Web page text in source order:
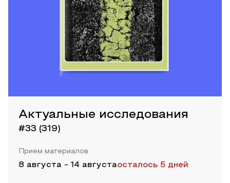
Актуальные исследования
#33 (319)
Прием материалов
8 августа - 14 августаосталось 5 дней